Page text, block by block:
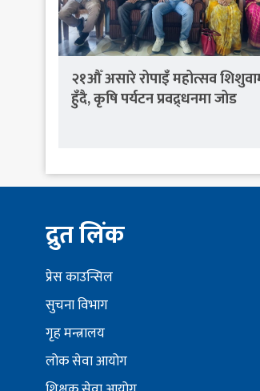
२१औँ असारे रोपाइँ महोत्सव
हुँदै, कृषि पर्यटन प्रवद्र्धनमा जोड
द्रुत लिंक
प्रेस काउन्सिल
सुचना विभाग
गृह मन्त्रालय
लोक सेवा आयोग